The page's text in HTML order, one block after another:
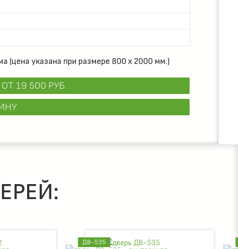
(цена указана при размере 800 х 2000 мм.)
ОТ 19 500 РУБ.
ДВ-535